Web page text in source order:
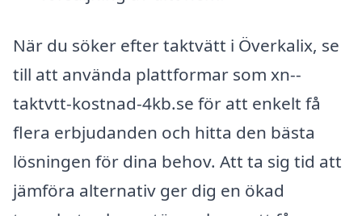
När du söker efter taktvätt i Överkalix, se
till att använda plattformar som xn--
taktvtt-kostnad-4kb.se för att enkelt få
flera erbjudanden och hitta den bästa
lösningen för dina behov. Att ta sig tid att
jämföra alternativ ger dig en ökad